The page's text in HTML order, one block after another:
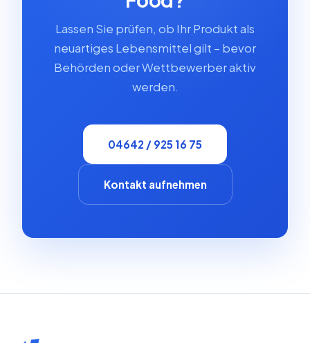
Lassen Sie prüfen, ob Ihr Produkt als
neuartiges Lebensmittel gilt – bevor
Behörden oder Wettbewerber aktiv
werden.
04642 / 925 16 75
Kontakt aufnehmen